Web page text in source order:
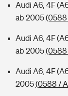
Audi A6, 4F
ab 2005(0588
Audi A6, 4F
ab 2005(0588
Audi A6, 4F
2005(0588 /